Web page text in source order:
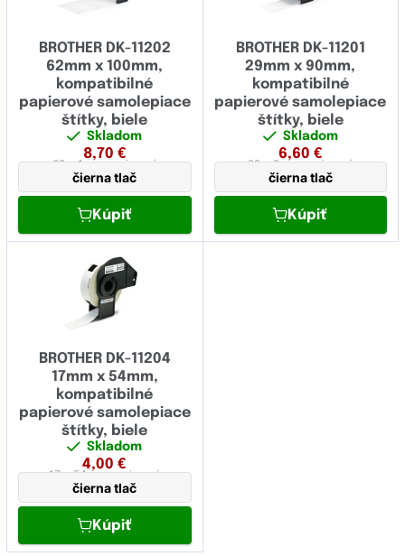
BROTHER DK-11202
62mm x 100mm,
kompatibilné
papierové samolepiace
štítky, biele
Skladom
8,70 €
62 x 1 mmpapierová
čierna tlač
Kúpiť
BROTHER DK-11201
29mm x 90mm,
kompatibilné
papierové samolepiace
štítky, biele
Skladom
6,60 €
29 x 9 mmpapierová
čierna tlač
Kúpiť
BROTHER DK-11204
17mm x 54mm,
kompatibilné
papierové samolepiace
štítky, biele
Skladom
4,00 €
17 x 54 mmpapierová
čierna tlač
Kúpiť